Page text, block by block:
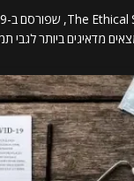
מדאיגים ביותר לגבי